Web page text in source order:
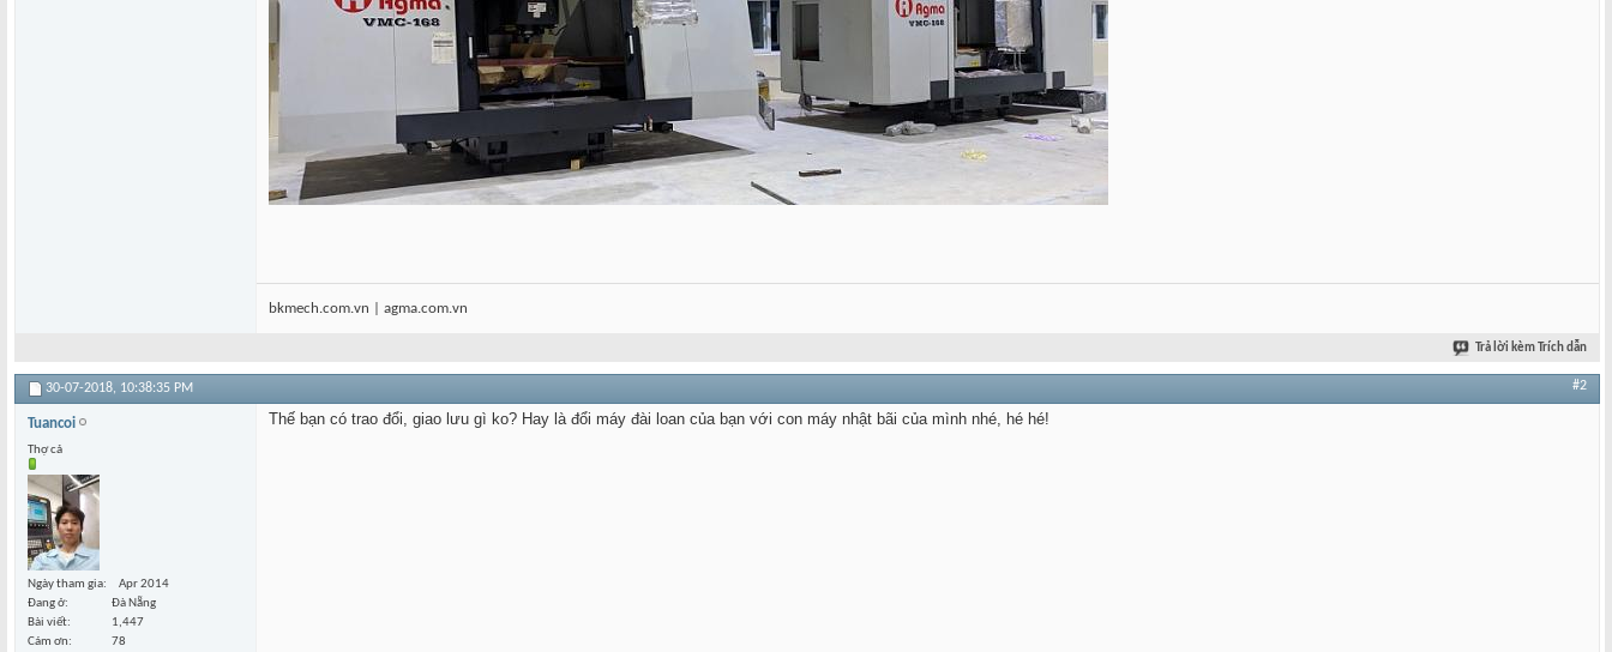
bkmech.com.vn | agma.com.vn
Trả lời kèm Trích dẫn
30-07-2018, 10:38:35 PM #2
Tuancoi
Thợ cả
Ngày tham gia
Apr 2014
Đang ở
Đà Nẵng
Bài viết
1,447
Cám ơn
78
Thế bạn có trao đổi, giao lưu gì ko? Hay là đổi máy đài loan của bạn với con máy nhật bãi của mình nhé, hé hé!